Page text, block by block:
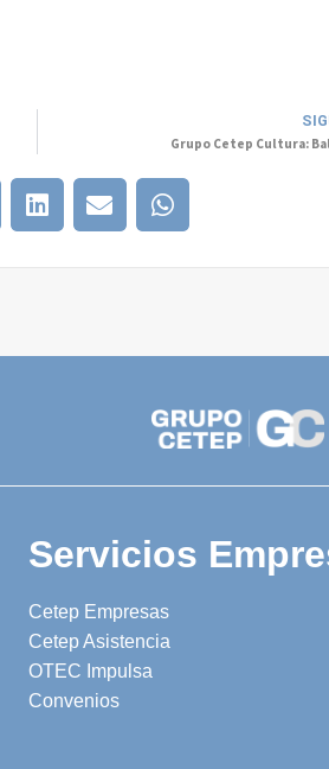
Grupo Cetep Cultura:
Servicios
Cetep Empresas
Cetep Asistencia
OTEC Impulsa
Convenios